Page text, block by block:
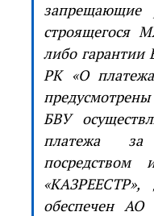
запрещающие
строящегося
либо гарантии
РК «О
БВУ
платежа за
посредством
обеспечен АО